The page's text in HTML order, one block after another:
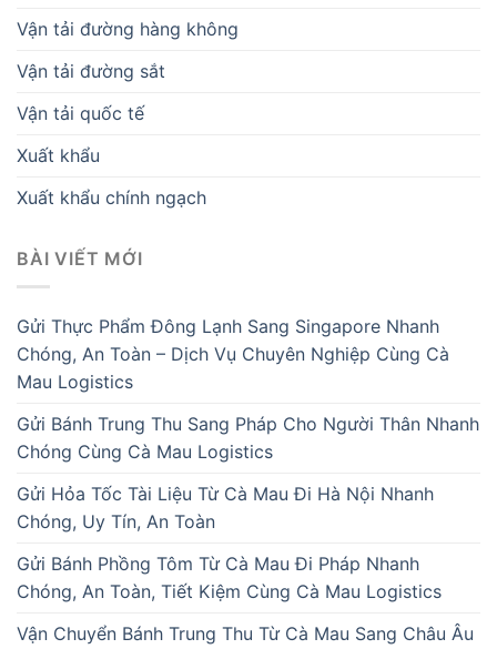
Vận tải đường hàng không
Vận tải đường sắt
Vận tải quốc tế
Xuất khẩu
Xuất khẩu chính ngạch
BÀI VIẾT MỚI
Gửi Thực Phẩm Đông Lạnh Sang Singapore Nhanh
Chóng, An Toàn – Dịch Vụ Chuyên Nghiệp Cùng Cà
Mau Logistics
Gửi Bánh Trung Thu Sang Pháp Cho Người Thân Nhanh
Chóng Cùng Cà Mau Logistics
Gửi Hỏa Tốc Tài Liệu Từ Cà Mau Đi Hà Nội Nhanh
Chóng, Uy Tín, An Toàn
Gửi Bánh Phồng Tôm Từ Cà Mau Đi Pháp Nhanh
Chóng, An Toàn, Tiết Kiệm Cùng Cà Mau Logistics
Vận Chuyển Bánh Trung Thu Từ Cà Mau Sang Châu Âu